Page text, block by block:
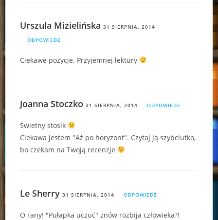
Urszula Mizielińska 31 SIERPNIA, 2014
ODPOWIEDZ
Ciekawe pozycje. Przyjemnej lektury
Joanna Stoczko 31 SIERPNIA, 2014 ODPOWIEDZ
Świetny stosik
Ciekawa jestem "Aż po horyzont". Czytaj ją szybciutko,
bo czekam na Twoją recenzje
Le Sherry 31 SIERPNIA, 2014 ODPOWIEDZ
O rany! "Pułapka uczuć" znów rozbija człowieka?!